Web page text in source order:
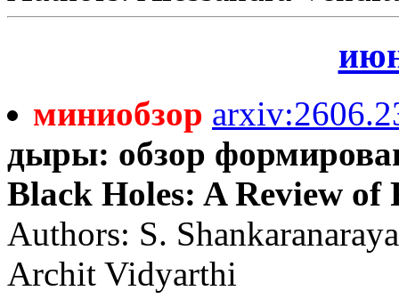
миниобзор
дыры: обзор
Black Holes: A Review
Authors: S.
Archit Vidyarthi